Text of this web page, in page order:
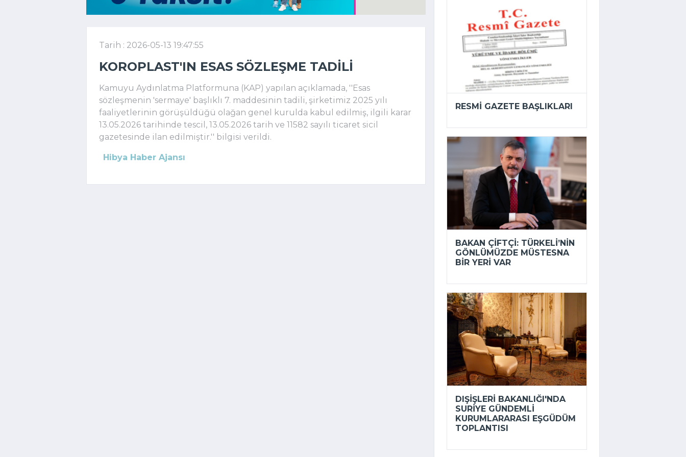
Tarih : 2026-05-13 19:47:55
KOROPLAST'IN ESAS SÖZLEŞME TADILI
Kamuyu Aydınlatma Platformuna (KAP) yapılan açıklamada, ''Esas
sözleşmenin 'sermaye' başlıklı 7. maddesinin tadili, şirketimiz 2025 yılı
faaliyetlerinin görüşüldüğü olağan genel kurulda kabul edilmiş, ilgili karar
13.05.2026 tarihinde tescil, 13.05.2026 tarih ve 11582 sayılı ticaret sicil
gazetesinde ilan edilmiştir.'' bilgisi verildi.
Hibya Haber Ajansı
RESMI GAZETE BAŞLIKLARI
BAKAN ÇIFTÇI: TÜRKELI’NIN
GÖNLÜMÜZDE MÜSTESNA
BIR YERI VAR
DIŞIŞLERI BAKANLIĞI'NDA
SURIYE GÜNDEMLI
KURUMLARARASI EŞGÜDÜM
TOPLANTISI